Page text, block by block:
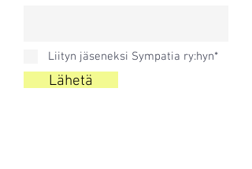
Liityn jäseneksi Sympatia ry:hyn*
Lähetä